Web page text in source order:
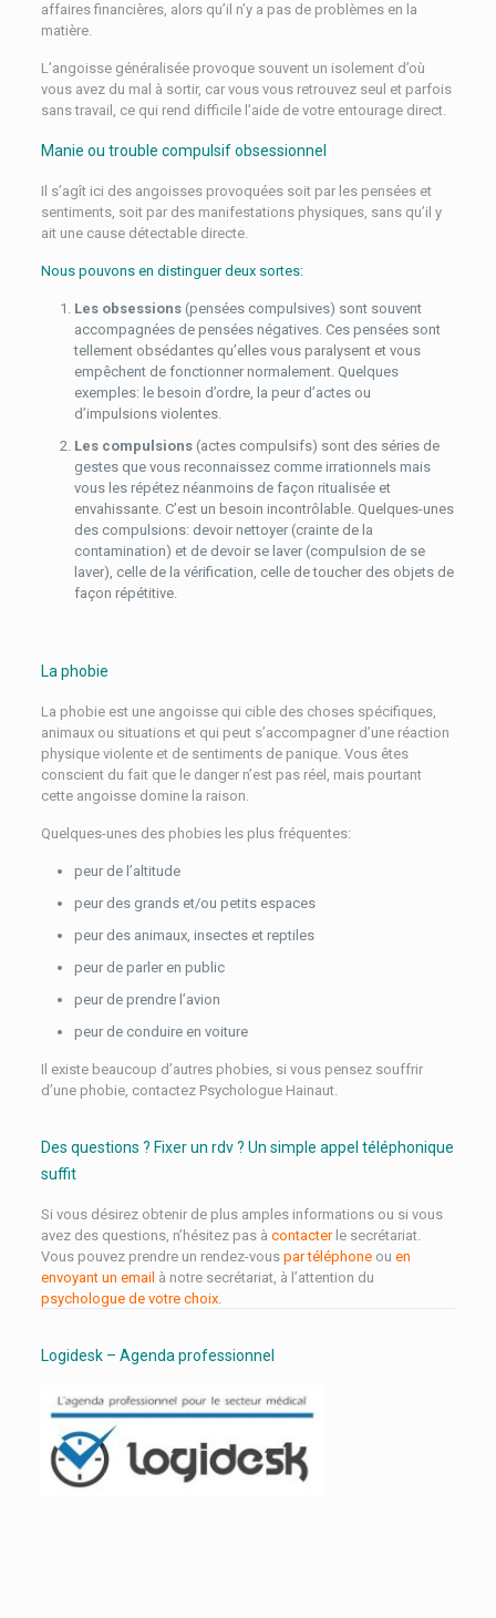
affaires financières, alors qu’il n’y a pas de problèmes en la
matière.
L’angoisse généralisée provoque souvent un isolement d’où
vous avez du mal à sortir, car vous vous retrouvez seul et parfois
sans travail, ce qui rend difficile l’aide de votre entourage direct.
Manie ou trouble compulsif obsessionnel
Il s’agît ici des angoisses provoquées soit par les pensées et
sentiments, soit par des manifestations physiques, sans qu’il y
ait une cause détectable directe.
Nous pouvons en distinguer deux sortes:
Les obsessions(pensées compulsives) sont souvent
accompagnées de pensées négatives. Ces pensées sont
tellement obsédantes qu’elles vous paralysent et vous
empêchent de fonctionner normalement. Quelques
exemples: le besoin d’ordre, la peur d’actes ou
d’impulsions violentes.
Les compulsions(actes compulsifs) sont des séries de
gestes que vous reconnaissez comme irrationnels mais
vous les répétez néanmoins de façon ritualisée et
envahissante. C’est un besoin incontrôlable. Quelques-unes
des compulsions: devoir nettoyer (crainte de la
contamination) et de devoir se laver (compulsion de se
laver), celle de la vérification, celle de toucher des objets de
façon répétitive.
La phobie
La phobie est une angoisse qui cible des choses spécifiques,
animaux ou situations et qui peut s’accompagner d’une réaction
physique violente et de sentiments de panique. Vous êtes
conscient du fait que le danger n’est pas réel, mais pourtant
cette angoisse domine la raison.
Quelques-unes des phobies les plus fréquentes:
peur de l’altitude
peur des grands et/ou petits espaces
peur des animaux, insectes et reptiles
peur de parler en public
peur de prendre l’avion
peur de conduire en voiture
Il existe beaucoup d’autres phobies, si vous pensez souffrir
d’une phobie, contactez Psychologue Hainaut.
Des questions ? Fixer un rdv ? Un simple appel téléphonique
suffit
Si vous désirez obtenir de plus amples informations ou si vous
avez des questions, n’hésitez pas à contacterle secrétariat.
Vous pouvez prendre un rendez-vous par téléphoneou en
envoyant un email à notre secrétariat, à l’attention du
psychologue de votre choix.
Logidesk – Agenda professionnel